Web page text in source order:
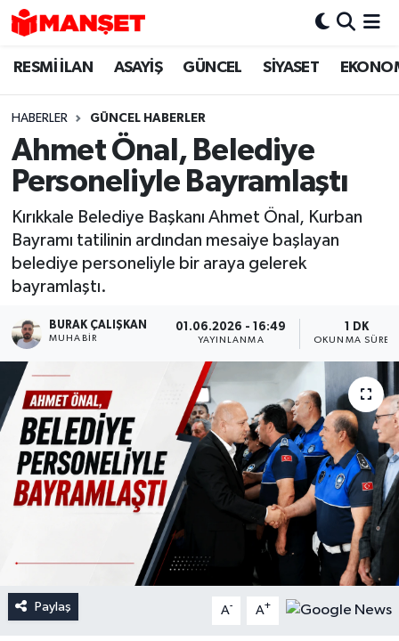
RESMİ İLAN ASAYİŞ GÜNCEL SİYASET
HABERLER GÜNCEL HABERLER
Ahmet Önal, Belediye
Personeliyle Bayramlaştı
Kırıkkale Belediye Başkanı Ahmet Önal, Kurban
Bayramı tatilinin ardından mesaiye başlayan
belediye personeliyle bir araya gelerek
bayramlaştı.
BURAK ÇALIŞKAN
MUHABIR
01.06.2026 - 16:49
YAYINLANMA
1 DK
OKUNMA
Paylaş A- A+
Hava Durumu
Trafik Durumu
Süper Lig Puan Durumu ve Fikstür
Son Dakika Haberleri
Haber Arşivi